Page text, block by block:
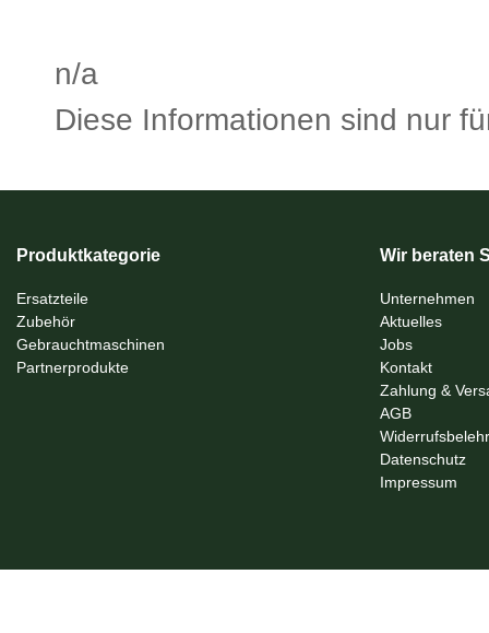
n/a
Diese Informationen sind nur
Produktkategorie
Ersatzteile
Zubehör
Gebrauchtmaschinen
Partnerprodukte
Wir beraten
Unternehmen
Aktuelles
Jobs
Kontakt
Zahlung &
AGB
Datenschutz
Impressum